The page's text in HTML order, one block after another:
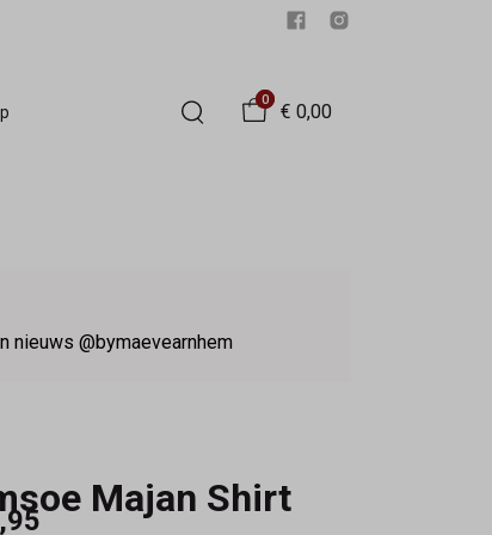
0
€ 0,00
nieuws @bymaevearnhem
Majan Shirt